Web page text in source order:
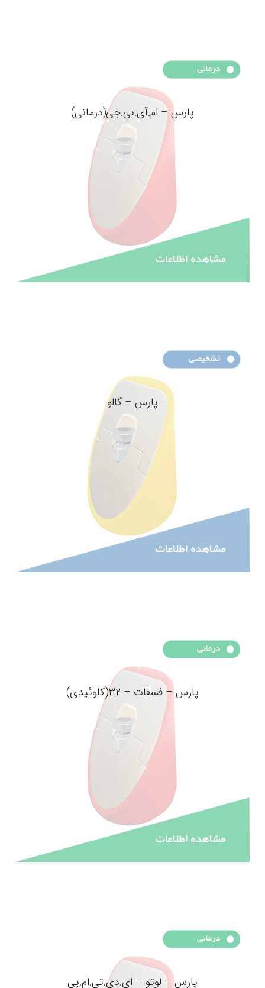
پارس – ام.آی.بی.جی(درمانی)
پارس – گالو
پارس – فسفات – ۳۲(کلوئیدی)
پارس – لوتو – ای.دی.تی.ام.پی